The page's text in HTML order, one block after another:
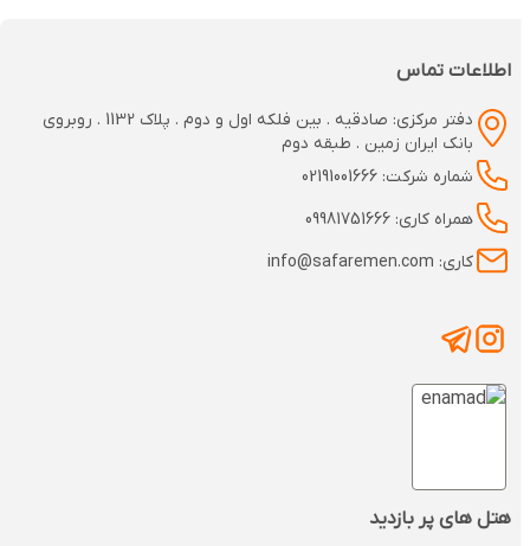
اطلاعات تماس
دفتر مرکزی: صادقیه . بین فلکه اول و دوم . پلاک 1132 . روبروی
بانک ایران زمین . طبقه دوم
شماره شرکت: 02191001666
همراه کاری: 09981751666
کاری: info@safaremen.com
هتل های پر بازدید